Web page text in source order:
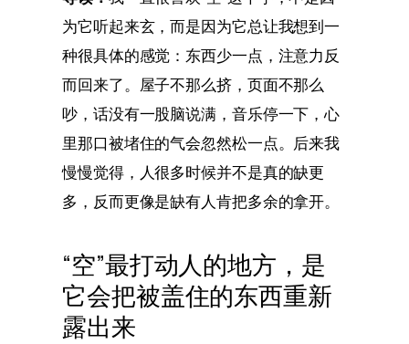
为它听起来玄，而是因为它总让我想到一
种很具体的感觉：东西少一点，注意力反
而回来了。屋子不那么挤，页面不那么
吵，话没有一股脑说满，音乐停一下，心
里那口被堵住的气会忽然松一点。后来我
慢慢觉得，人很多时候并不是真的缺更
多，反而更像是缺有人肯把多余的拿开。
“空”最打动人的地方，是
它会把被盖住的东西重新
露出来